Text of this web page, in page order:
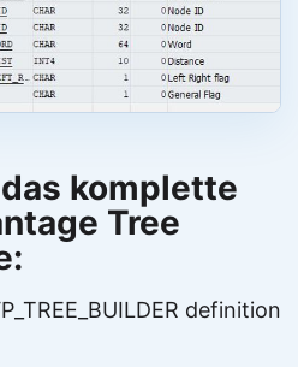
komplette
Tree
definition